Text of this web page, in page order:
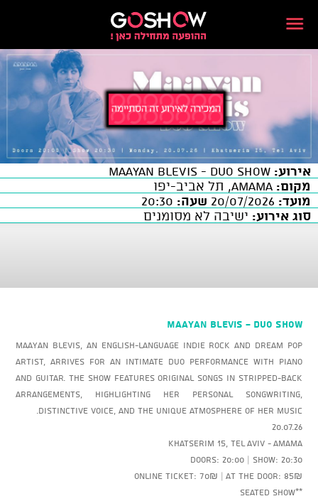
אירוע:
מקום:
מועד:
שעה:
סוג אירוע: ישיבה לא מסומנים
MAAYAN BLEVIS - Duo Show
Maayan Blevis, an English-language indie rock and dream pop
artist, arrives for an intimate duo performance with piano
and guitar. The show features original songs in stripped-back
arrangements, highlighting her personal songwriting,
distinctive voice, and the unique atmosphere of her music.
20.07.26
Khatserim 15, Tel Aviv - AMAMA
Doors: 20:00 | Show: 20:30
Online ticket: 70₪ | At the door: 85₪
**Seated show